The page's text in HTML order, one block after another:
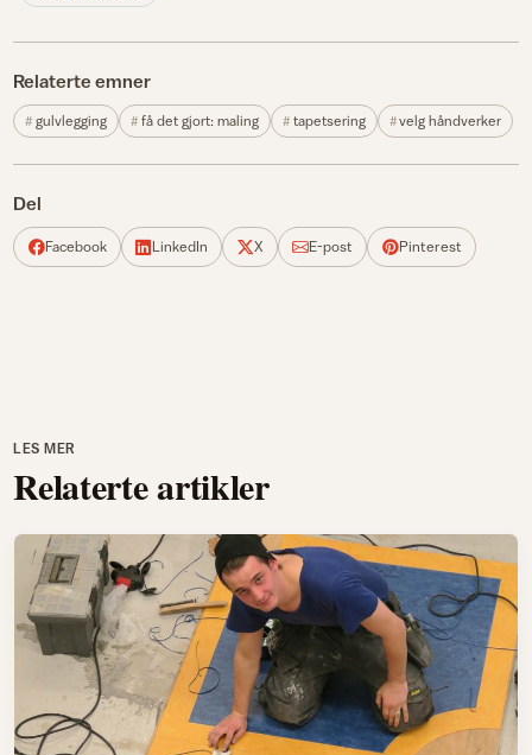
Relaterte emner
gulvlegging få det gjort: maling tapetsering velg håndverker
Del
Facebook LinkedIn X E-post Pinterest
LES MER
Relaterte artikler